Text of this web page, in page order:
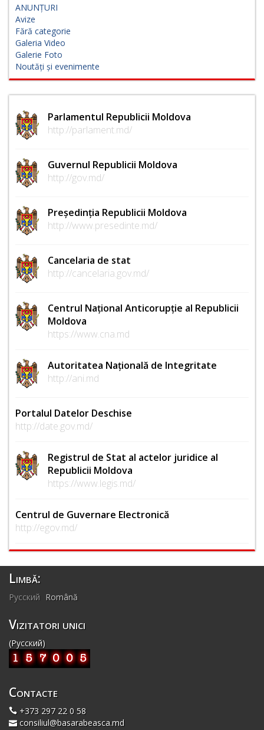
ANUNȚURI
Avize
Fără categorie
Galeria Video
Galerie Foto
Noutăți și evenimente
Parlamentul Republicii Moldova
http://parlament.md/
Guvernul Republicii Moldova
http://gov.md/
Președinția Republicii Moldova
http://www.presedinte.md/
Cancelaria de stat
http://cancelaria.gov.md/
Centrul Național Anticorupție al Republicii
Moldova
https://www.cna.md
Autoritatea Națională de Integritate
http://ani.md
Portalul Datelor Deschise
http://date.gov.md/
Registrul de Stat al actelor juridice al
Republicii Moldova
https://www.legis.md/
Centrul de Guvernare Electronică
http://egov.md/
Limbă:
Русский Română
Vizitatori unici
(Русский)
Contacte
+373 297 22 0 58
consiliul@basarabeasca.md